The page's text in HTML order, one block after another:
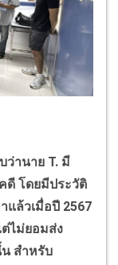
านาย T. มี
ดี โดยมีประวัติ
ล้วเมื่อปี 2567
ไม่ยอมส่ง
สำหรับ